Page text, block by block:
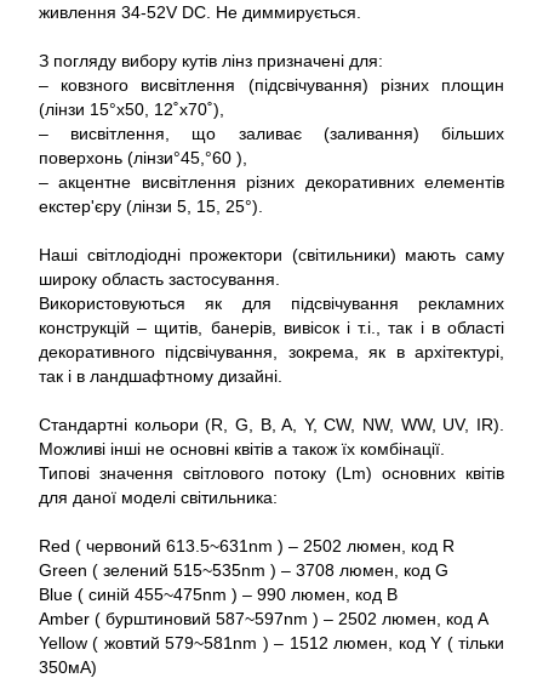
живлення 34-52V DC. Не диммирується.
З погляду вибору кутів лінз призначені для:
– ковзного висвітлення (підсвічування) різних площин
(лінзи 15°x50, 12˚x70˚),
– висвітлення, що заливає (заливання) більших
поверхонь (лінзи°45,°60 ),
– акцентне висвітлення різних декоративних елементів
екстер'єру (лінзи 5, 15, 25°).
Наші світлодіодні прожектори (світильники) мають саму
широку область застосування.
Використовуються як для підсвічування рекламних
конструкцій – щитів, банерів, вивісок і т.і., так і в області
декоративного підсвічування, зокрема, як в архітектурі,
так і в ландшафтному дизайні.
Стандартні кольори (R, G, B, A, Y, CW, NW, WW, UV, IR).
Можливі інші не основні квітів а також їх комбінації.
Типові значення світлового потоку (Lm) основних квітів
для даної моделі світильника:
Red ( червоний 613.5~631nm ) – 2502 люмен, код R
Green ( зелений 515~535nm ) – 3708 люмен, код G
Blue ( синій 455~475nm ) – 990 люмен, код B
Amber ( бурштиновий 587~597nm ) – 2502 люмен, код A
Yellow ( жовтий 579~581nm ) – 1512 люмен, код Y ( тільки
350мА)